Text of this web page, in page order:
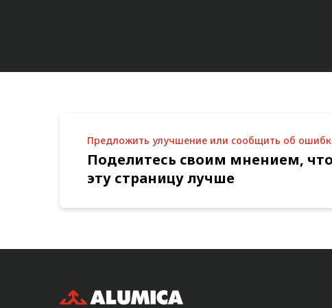
Предложить улучшение или сообщить об
Поделитесь своим мнением,
эту страницу лучше